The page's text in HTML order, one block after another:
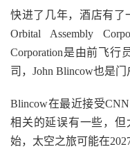
快进了几年，酒店有了
Orbital Assembly
Corporation是由前飞行
司，John Blincow也是门
Blincow在最近接受
相关的延误有一些，但
始，太空之旅可能在